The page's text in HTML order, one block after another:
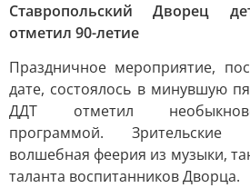
Ставропольский Дворец
отметил 90-летие
Праздничное мероприятие,
дате, состоялось в минувшую
ДДТ отметил
программой. Зрительские
волшебная феерия из музыки,
таланта воспитанников Дворца.